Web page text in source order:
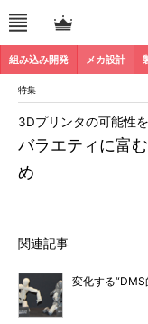
組み込み開発 メカ設計
特集
バラエティに富
め
3Dプリンタの可能性
関連記事
変化する